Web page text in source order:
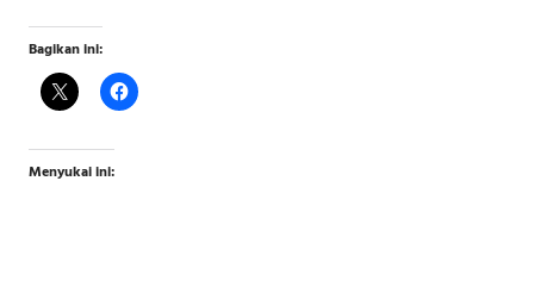
Bagikan ini:
Menyukai ini: